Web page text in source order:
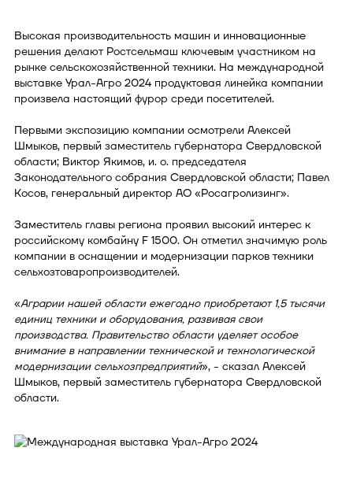
Высокая производительность машин и инновационные
решения делают Ростсельмаш ключевым участником на
рынке сельскохозяйственной техники. На международной
выставке Урал-Агро 2024 продуктовая линейка компании
произвела настоящий фурор среди посетителей.
Первыми экспозицию компании осмотрели Алексей
Шмыков, первый заместитель губернатора Свердловской
области; Виктор Якимов, и. о. председателя
Законодательного собрания Свердловской области; Павел
Косов, генеральный директор АО «Росагролизинг».
Заместитель главы региона проявил высокий интерес к
российскому комбайну F 1500. Он отметил значимую роль
компании в оснащении и модернизации парков техники
сельхозтоваропроизводителей.
«Аграрии нашей области ежегодно приобретают 1,5 тысячи
единиц техники и оборудования, развивая свои
производства. Правительство области уделяет особое
внимание в направлении технической и технологической
модернизации сельхозпредприятий», - сказал Алексей
Шмыков, первый заместитель губернатора Свердловской
области.